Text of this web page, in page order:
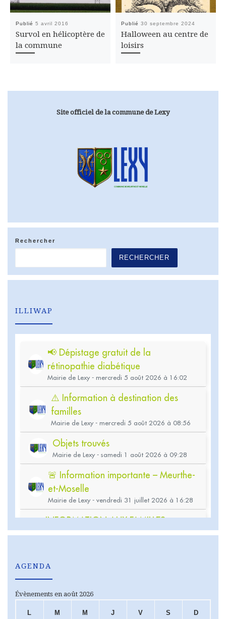
Publié 5 avril 2016
Survol en hélicoptère de
la commune
Publié 30 septembre 2024
Halloween au centre de
loisirs
Site officiel de la commune de Lexy
Rechercher
RECHERCHER
ILLIWAP
AGENDA
Évènements en août 2026
L LUNDIM MARDI
M MERCREDI
J JEUDIV VENDREDI
S SAMEDI
D